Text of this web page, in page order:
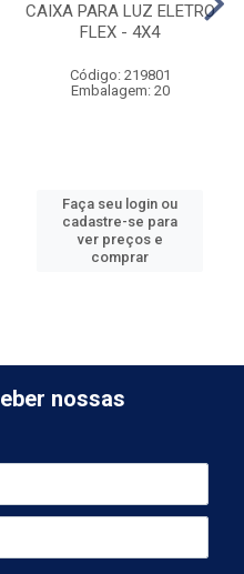
CAIXA PARA LUZ ELETRO
FLEX - 4X4
Código: 219801
Embalagem: 20
Faça seu login ou
cadastre-se para
ver preços e
comprar
nossas